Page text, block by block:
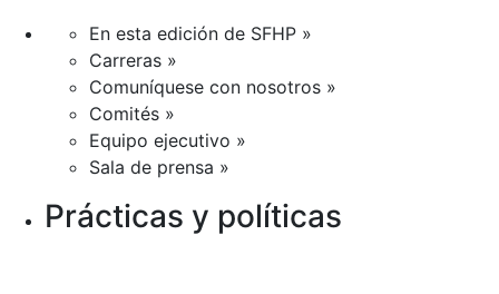
En esta edición de SFHP »
Carreras »
Comuníquese con nosotros »
Comités »
Equipo ejecutivo »
Sala de prensa »
Prácticas y políticas